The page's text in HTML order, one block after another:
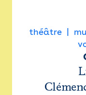
théâtre